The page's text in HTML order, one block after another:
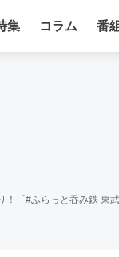
集 コラム 番
「#ふらっと吞み鉄 東